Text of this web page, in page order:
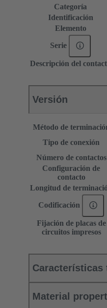
Categoría
Identificación
Elemento
Serie
Descripción del
Versión
Método de
Tipo de conexión
Número de contactos
Configuración de
contacto
Longitud de
Codificación
Fijación de placas de
circuitos impresos
Características
Material